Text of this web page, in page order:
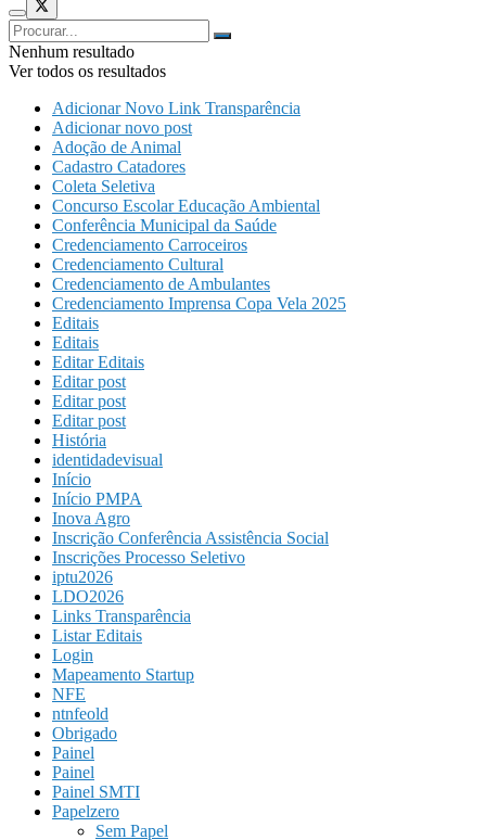
Nenhum resultado
Ver todos os resultados
Adicionar Novo Link Transparência
Adicionar novo post
Adoção de Animal
Cadastro Catadores
Coleta Seletiva
Concurso Escolar Educação Ambiental
Conferência Municipal da Saúde
Credenciamento Carroceiros
Credenciamento Cultural
Credenciamento de Ambulantes
Credenciamento Imprensa Copa Vela 2025
Editais
Editais
Editar Editais
Editar post
Editar post
Editar post
História
identidadevisual
Início
Início PMPA
Inova Agro
Inscrição Conferência Assistência Social
Inscrições Processo Seletivo
iptu2026
LDO2026
Links Transparência
Listar Editais
Login
Mapeamento Startup
NFE
ntnfeold
Obrigado
Painel
Painel
Painel SMTI
Papelzero
Sem Papel